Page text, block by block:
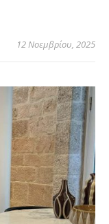
12 Νοεμβρίου, 2025